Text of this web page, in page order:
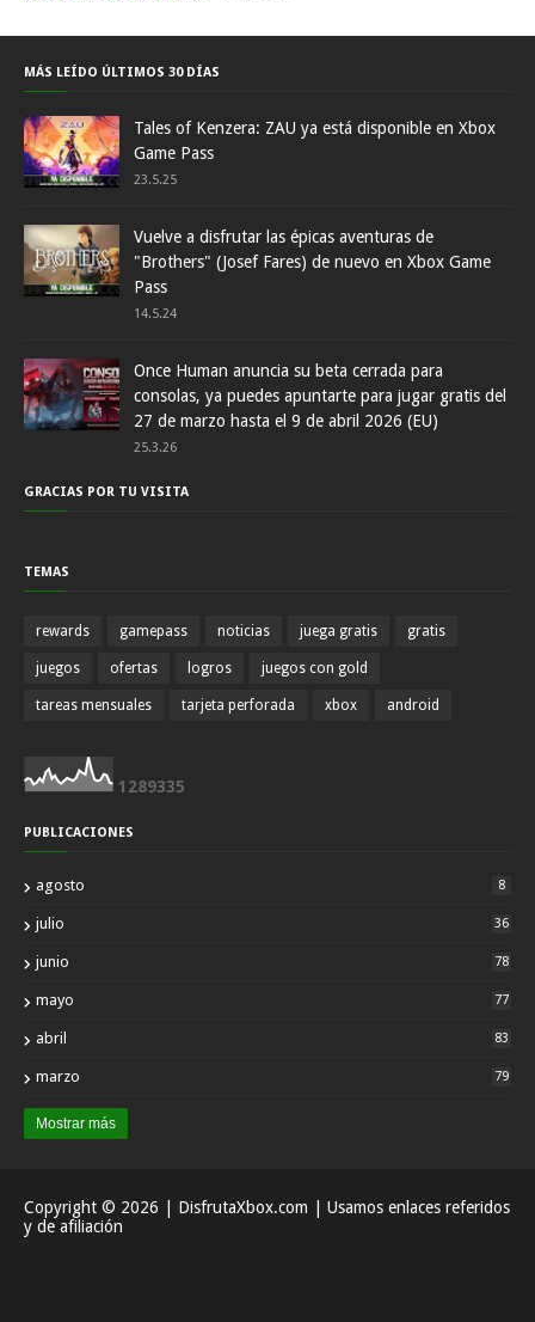
MÁS LEÍDO ÚLTIMOS 30 DÍAS
Tales of Kenzera: ZAU ya está disponible en Xbox
Game Pass
23.5.25
Vuelve a disfrutar las épicas aventuras de
"Brothers" (Josef Fares) de nuevo en Xbox Game
Pass
14.5.24
Once Human anuncia su beta cerrada para
consolas, ya puedes apuntarte para jugar gratis del
27 de marzo hasta el 9 de abril 2026 (EU)
25.3.26
GRACIAS POR TU VISITA
TEMAS
rewards gamepass noticias juega gratis gratis
juegos ofertas logros juegos con gold
tareas mensuales tarjeta perforada xbox android
1 289335
PUBLICACIONES
agosto 8
julio 36
junio 78
mayo 77
abril 83
marzo 79
Mostrar más
Copyright © 2026 | DisfrutaXbox.com | Usamos enlaces referidos
y de afiliación